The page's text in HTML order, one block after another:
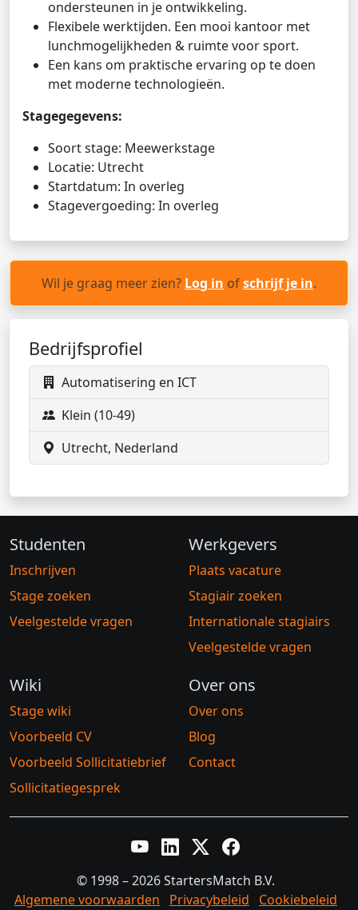
ondersteunen in je ontwikkeling.
Flexibele werktijden. Een mooi kantoor met
lunchmogelijkheden & ruimte voor sport.
Een kans om praktische ervaring op te doen
met moderne technologieën.
Stagegegevens:
Soort stage: Meewerkstage
Locatie: Utrecht
Startdatum: In overleg
Stagevergoeding: In overleg
Wil je graag meer zien? Log in ofschrijf je in.
Bedrijfsprofiel
Automatisering en ICT
Klein (10-49)
Utrecht, Nederland
Studenten
Inschrijven
Stage zoeken
Veelgestelde vragen
Werkgevers
Plaats vacature
Stagiair zoeken
Internationale stagiairs
Veelgestelde vragen
Wiki
Stage wiki
Voorbeeld CV
Voorbeeld Sollicitatiebrief
Sollicitatiegesprek
Over ons
Over ons
Blog
Contact
YouTubeLinkedInTwitter XFacebook
© 1998 – 2026 StartersMatch B.V.
Algemene voorwaarden
Privacybeleid Cookiebeleid